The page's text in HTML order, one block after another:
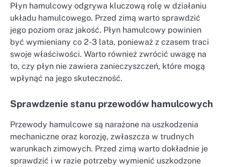
Płyn hamulcowy odgrywa kluczową rolę w działaniu
układu hamulcowego. Przed zimą warto sprawdzić
jego poziom oraz jakość. Płyn hamulcowy powinien
być wymieniany co 2-3 lata, ponieważ z czasem traci
swoje właściwości. Warto również zwrócić uwagę na
to, czy płyn nie zawiera zanieczyszczeń, które mogą
wpłynąć na jego skuteczność.
Sprawdzenie stanu przewodów hamulcowych
Przewody hamulcowe są narażone na uszkodzenia
mechaniczne oraz korozję, zwłaszcza w trudnych
warunkach zimowych. Przed zimą warto dokładnie je
sprawdzić i w razie potrzeby wymienić uszkodzone